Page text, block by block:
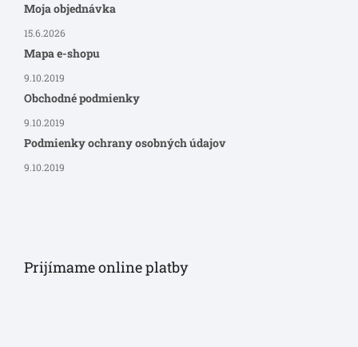
Moja objednávka
15.6.2026
Mapa e-shopu
9.10.2019
Obchodné podmienky
9.10.2019
Podmienky ochrany osobných údajov
9.10.2019
Prijímame online platby